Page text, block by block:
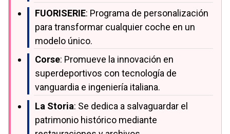
FUORISERIE: Programa de personalización
para transformar cualquier coche en un
modelo único.
Corse: Promueve la innovación en
superdeportivos con tecnología de
vanguardia e ingeniería italiana.
La Storia: Se dedica a salvaguardar el
patrimonio histórico mediante